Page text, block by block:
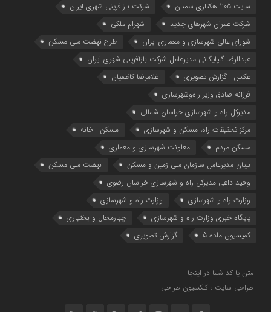
سایت 205 هکتاری سمنان
شرکت بازافرینی شهری ایران
شرکت عمران شهرهای جدید
شهرام ملکی
شوراي عالي شهرسازی و معماري ايران
طرح نهضت ملی مسکن
عبدالرضا گلپایگانی مدیرعامل شرکت بازآفرینی شهری ایران
عکس - گزارش تصویری
غلامرضا کاظمیان
فرزانه صادق وزیر راه‌وشهرسازی
مدیرکل راه و شهرسازی خراسان شمالی
مرکز تحقیقات راه، مسکن و شهرسازی
مسکن - خانه
مسکن مردم
معاونت شهرسازي و معماري
نبیان مدیرعامل سازمان ملی زمین و مسکن
نهضت ملی مسکن
وحید داعی مدیرکل راه و شهرسازی خراسان رضوی
وزارت راه و شهرسازي
وزارت راه و شهرسازی
پایگاه خبری وزارت راه و شهرسازی
چهارمحال و بختیاری
کمیسیون ماده 5
گزارش تصویری
متن یا کد شما در اینجا
طراحی سایت : کلکسیون طراحی